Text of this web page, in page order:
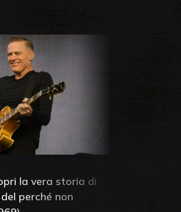
la vera storia di
perché non